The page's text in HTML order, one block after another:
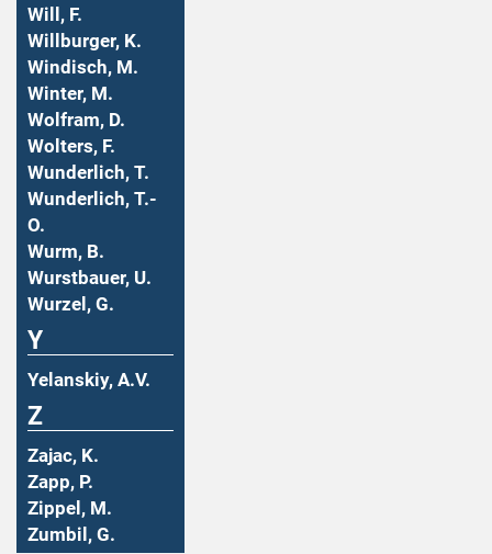
Will, F.
Willburger, K.
Windisch, M.
Winter, M.
Wolfram, D.
Wolters, F.
Wunderlich, T.
Wunderlich, T.-
O.
Wurm, B.
Wurstbauer, U.
Wurzel, G.
Y
Yelanskiy, A.V.
Z
Zajac, K.
Zapp, P.
Zippel, M.
Zumbil, G.